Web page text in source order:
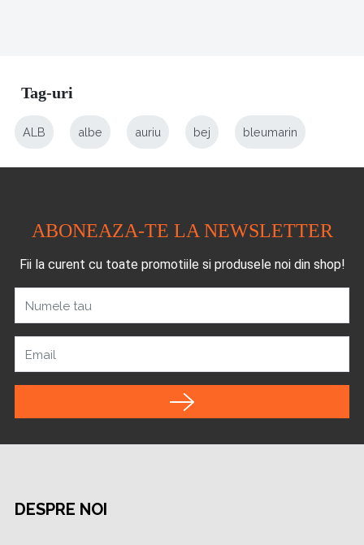
Tag-uri
ALB albe auriu bej bleumarin
ABONEAZA-TE LA NEWSLETTER
Fii la curent cu toate promotiile si produsele noi din shop!
Numele tau
Email
DESPRE NOI